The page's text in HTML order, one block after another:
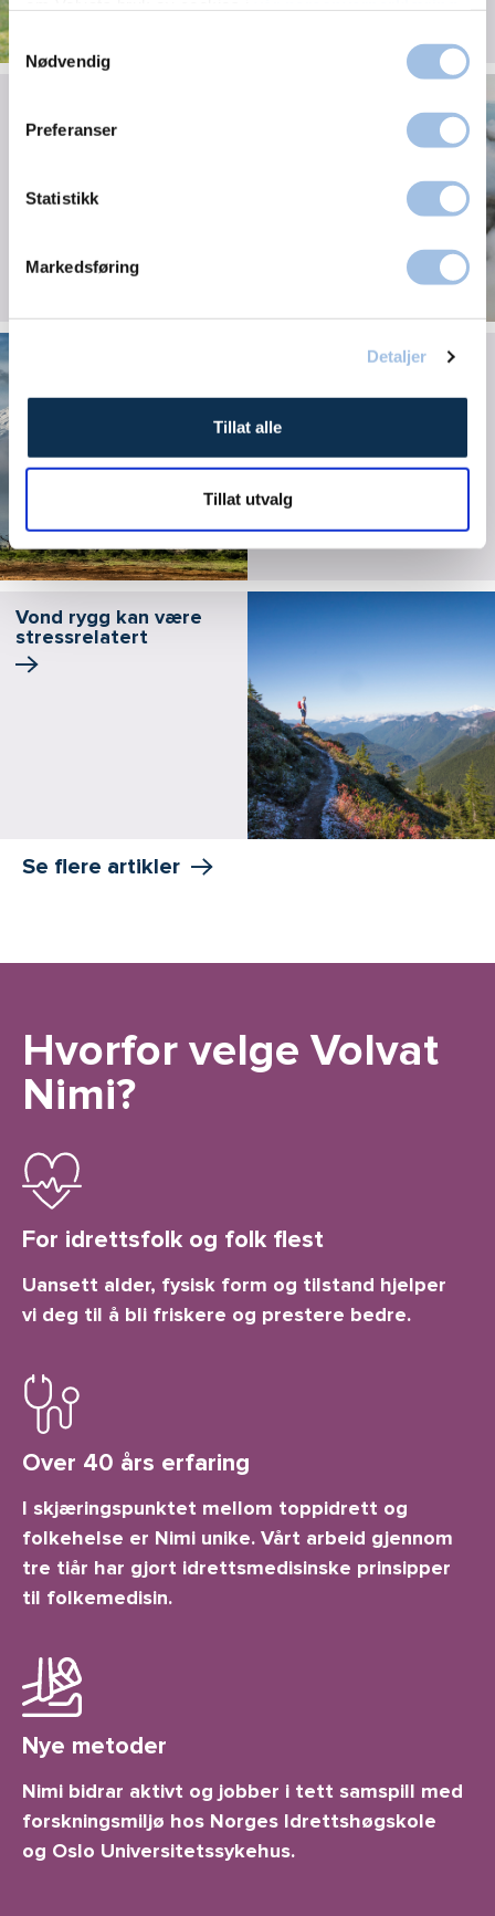
Samtykkevalg
Nødvendig
Preferanser
Statistikk
Markedsføring
Detaljer
Tillat alle
Tillat utvalg
Hjerterehabiliterte på
Vond rygg kan være
stressrelatert
Se flere artikler
Hvorfor velge Volvat
Nimi?
For idrettsfolk og folk flest
Uansett alder, fysisk form og tilstand hjelper
vi deg til å bli friskere og prestere bedre.
Over 40 års erfaring
I skjæringspunktet mellom toppidrett og
folkehelse er Nimi unike. Vårt arbeid gjennom
tre tiår har gjort idrettsmedisinske prinsipper
til folkemedisin.
Nye metoder
Nimi bidrar aktivt og jobber i tett samspill med
forskningsmiljø hos Norges Idrettshøgskole
og Oslo Universitetssykehus.